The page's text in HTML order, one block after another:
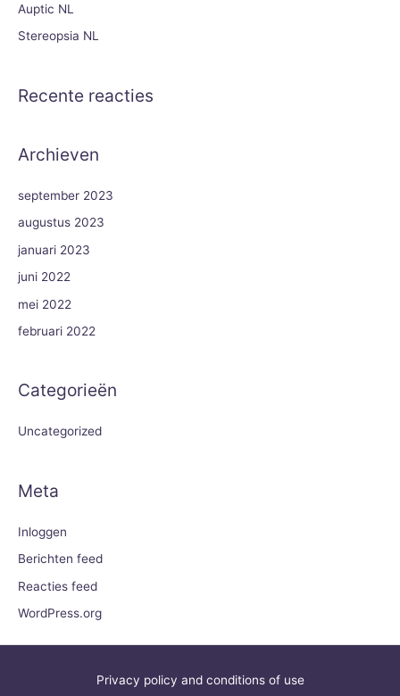
:Auptic NL
Stereopsia NL
Recente reacties
Archieven
september 2023
augustus 2023
januari 2023
juni 2022
mei 2022
februari 2022
Categorieën
Uncategorized
Meta
Inloggen
Berichten feed
Reacties feed
WordPress.org
Privacy policy and conditions of use